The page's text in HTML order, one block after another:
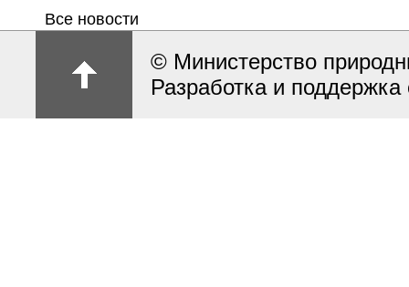
Все новости
© Министерство
Разработка и